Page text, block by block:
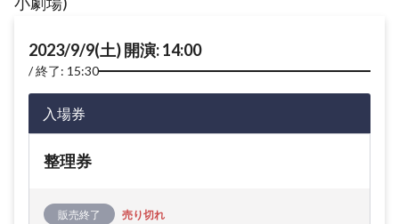
2023/9/9(土) 開演: 14:00
終了: 15:30
入場券
整理券
販売終了 売り切れ